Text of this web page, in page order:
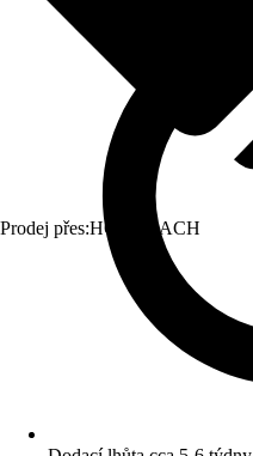
Prodej přes:HORNBACH